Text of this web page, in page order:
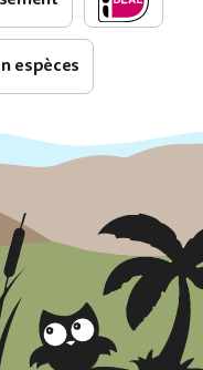
espèces